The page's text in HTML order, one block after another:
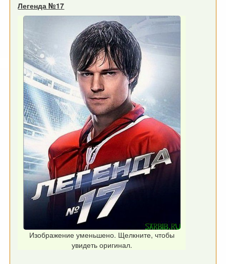
Легенда №17
Изображение уменьшено. Щелкните, чтобы
увидеть оригинал.